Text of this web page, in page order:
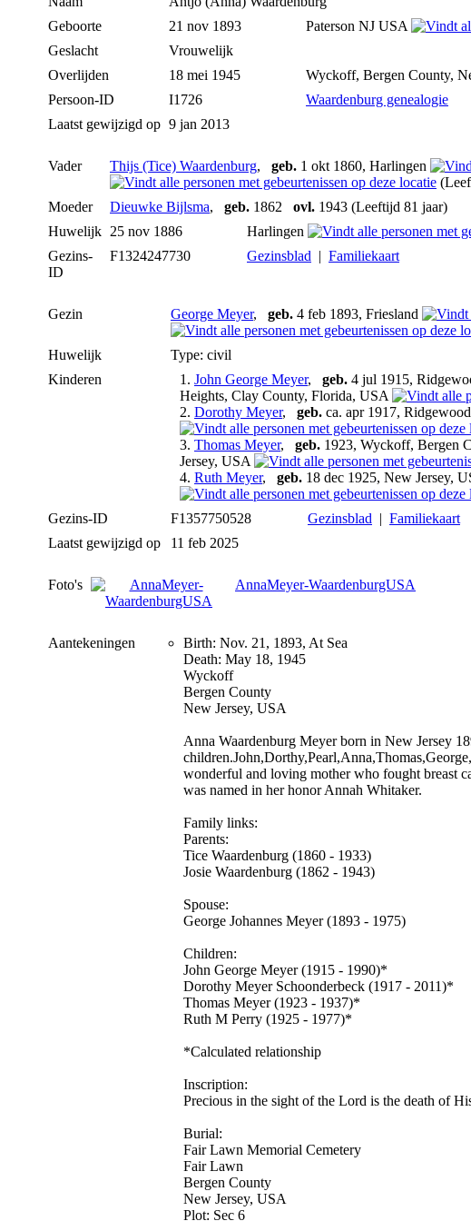
Geboorte
21 nov 1893
Paterson NJ USA
Geslacht
Vrouwelijk
Overlijden
18 mei 1945
Wyckoff, Bergen County,
Persoon-ID
I1726
Waardenburg genealogie
Laatst gewijzigd op 9 jan 2013
Vader Thijs (Tice) Waardenburg, geb. 1 okt 1860, Harlingen
Moeder
Dieuwke Bijlsma, geb. 1862 ovl. 1943 (Leeftijd 81 jaar)
Huwelijk 25 nov 1886
Harlingen
Gezins-
ID
F1324247730 Gezinsblad | Familiekaart
Gezin George Meyer, geb. 4 feb 1893, Friesland
Huwelijk
Type: civil
Kinderen
1. John George Meyer, geb. 4 jul 1915,
Heights, Clay County, Florida, USA
2. Dorothy Meyer, geb. ca. apr 1917,
3. Thomas Meyer, geb. 1923, Wyckoff, Bergen
Jersey, USA
4. Ruth Meyer, geb. 18 dec 1925, New Jersey,
Gezins-ID
F1357750528 Gezinsblad | Familiekaart
Laatst gewijzigd op
11 feb 2025
Foto's AnnaMeyer-WaardenburgUSA
Aantekeningen
Birth: Nov. 21, 1893, At Sea
Death: May 18, 1945
Wyckoff
Bergen County
New Jersey, USA
Anna Waardenburg Meyer born in New Jersey
wonderful and loving mother who fought breast
was named in her honor Annah Whitaker.
Family links:
Parents:
Tice Waardenburg (1860 - 1933)
Josie Waardenburg (1862 - 1943)
Spouse:
George Johannes Meyer (1893 - 1975)
Children:
John George Meyer (1915 - 1990)*
Dorothy Meyer Schoonderbeck (1917 - 2011)*
Thomas Meyer (1923 - 1937)*
Ruth M Perry (1925 - 1977)*
*Calculated relationship
Inscription:
Precious in the sight of the Lord is the death of
Burial:
Fair Lawn Memorial Cemetery
Fair Lawn
Bergen County
New Jersey, USA
Plot: Sec 6